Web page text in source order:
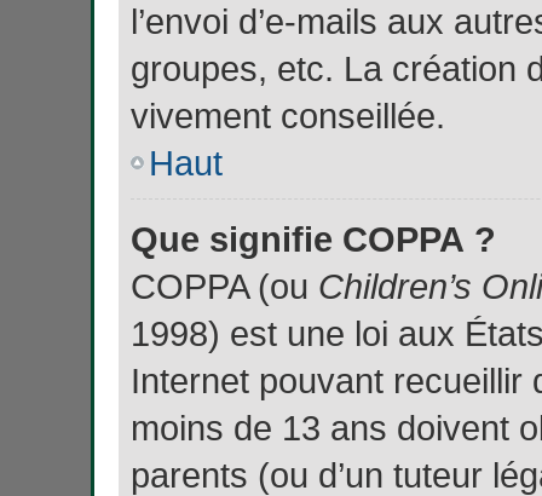
l’envoi d’e-mails aux
groupes, etc. La création
vivement conseillée.
Haut
Que signifie COPPA ?
COPPA (ou Children’s
1998) est une loi aux
Internet pouvant recueillir
moins de 13 ans doivent
parents (ou d’un tuteur